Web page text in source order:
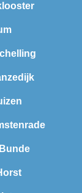
Bunde